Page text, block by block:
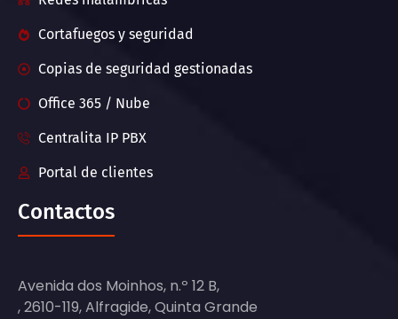
Cortafuegos y seguridad
Copias de seguridad gestionadas
Office 365 / Nube
Centralita IP PBX
Portal de clientes
Contactos
Avenida dos Moinhos, n.º 12 B,
, 2610-119, Alfragide, Quinta Grande